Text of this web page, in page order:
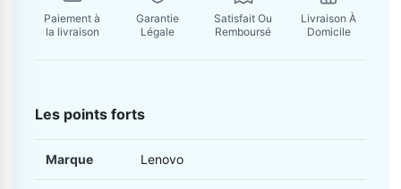
Paiement à
la livraison
Garantie
Légale
Satisfait Ou
Remboursé
Livraison À
Domicile
Les points forts
Marque Lenovo